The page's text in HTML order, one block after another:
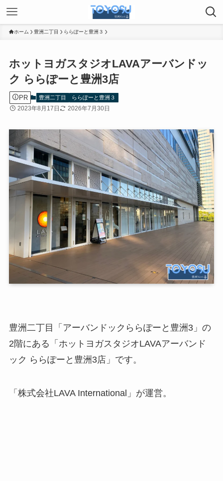
ホーム 豊洲二丁目 ららぽーと豊洲３
ホットヨガスタジオLAVAアーバンドッ
ク ららぽーと豊洲3店
PR 豊洲二丁目 ららぽーと豊洲３
2023年8月17日 2026年7月30日
豊洲二丁目「アーバンドックららぽーと豊洲3」の
2階にある「ホットヨガスタジオLAVAアーバンド
ック ららぽーと豊洲3店」です。
「株式会社LAVA International」が運営。